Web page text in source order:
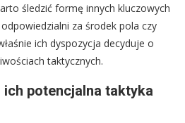
śledzić formę innych kluczowych
za środek pola czy
ich dyspozycja decyduje o
taktycznych.
potencjalna taktyka